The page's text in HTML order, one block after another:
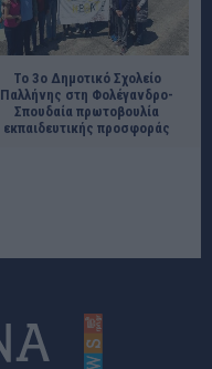
Το 3ο Δημοτικό Σχολείο
Παλλήνης στη Φολέγανδρο-
Σπουδαία πρωτοβουλία
εκπαιδευτικής προσφοράς